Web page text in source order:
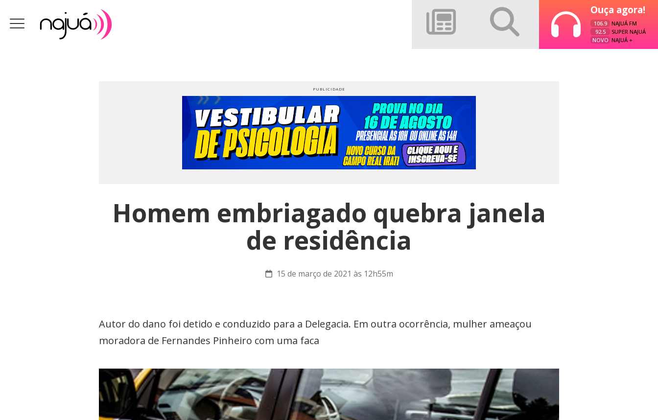
Ouça agora!
106.9
NAJUÁ FM
92.5
SUPER NAJUÁ
NOVO NAJUÁ +
Homem embriagado quebra janela
de residência
15 de março de 2021 às 12h55m
Autor do dano foi detido e conduzido para a Delegacia. Em outra ocorrência, mulher ameaçou
moradora de Fernandes Pinheiro com uma faca